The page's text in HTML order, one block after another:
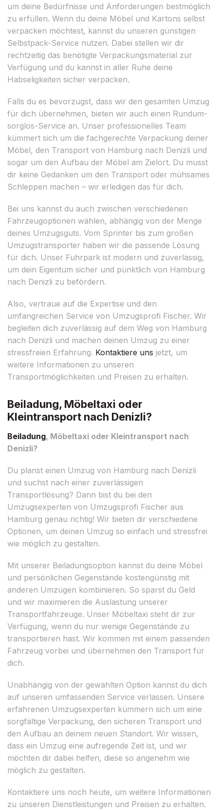
um deine Bedürfnisse und Anforderungen bestmöglich
zu erfüllen. Wenn du deine Möbel und Kartons selbst
verpacken möchtest, kannst du unseren günstigen
Selbstpack-Service nutzen. Dabei stellen wir dir
rechtzeitig das benötigte Verpackungsmaterial zur
Verfügung und du kannst in aller Ruhe deine
Habseligkeiten sicher verpacken.
Falls du es bevorzugst, dass wir den gesamten Umzug
für dich übernehmen, bieten wir auch einen Rundum-
sorglos-Service an. Unser professionelles Team
kümmert sich um die fachgerechte Verpackung deiner
Möbel, den Transport von Hamburg nach Denizli und
sogar um den Aufbau der Möbel am Zielort. Du musst
dir keine Gedanken um den Transport oder mühsames
Schleppen machen – wir erledigen das für dich.
Bei uns kannst du auch zwischen verschiedenen
Fahrzeugoptionen wählen, abhängig von der Menge
deines Umzugsguts. Vom Sprinter bis zum großen
Umzugstransporter haben wir die passende Lösung
für dich. Unser Fuhrpark ist modern und zuverlässig,
um dein Eigentum sicher und pünktlich von Hamburg
nach Denizli zu befördern.
Also, vertraue auf die Expertise und den
umfangreichen Service von Umzugsprofi Fischer. Wir
begleiten dich zuverlässig auf dem Weg von Hamburg
nach Denizli und machen deinen Umzug zu einer
stressfreien Erfahrung. Kontaktiere uns jetzt, um
weitere Informationen zu unseren
Transportmöglichkeiten und Preisen zu erhalten.
Beiladung, Möbeltaxi oder
Kleintransport nach Denizli?
Beiladung, Möbeltaxi oder Kleintransport nach
Denizli?
Du planst einen Umzug von Hamburg nach Denizli
und suchst nach einer zuverlässigen
Transportlösung? Dann bist du bei den
Umzugsexperten von Umzugsprofi Fischer aus
Hamburg genau richtig! Wir bieten dir verschiedene
Optionen, um deinen Umzug so einfach und stressfrei
wie möglich zu gestalten.
Mit unserer Beiladungsoption kannst du deine Möbel
und persönlichen Gegenstände kostengünstig mit
anderen Umzügen kombinieren. So sparst du Geld
und wir maximieren die Auslastung unserer
Transportfahrzeuge. Unser Möbeltaxi steht dir zur
Verfügung, wenn du nur wenige Gegenstände zu
transportieren hast. Wir kommen mit einem passenden
Fahrzeug vorbei und übernehmen den Transport für
dich.
Unabhängig von der gewählten Option kannst du dich
auf unseren umfassenden Service verlassen. Unsere
erfahrenen Umzugsexperten kümmern sich um eine
sorgfältige Verpackung, den sicheren Transport und
den Aufbau an deinem neuen Standort. Wir wissen,
dass ein Umzug eine aufregende Zeit ist, und wir
möchten dir dabei helfen, diese so angenehm wie
möglich zu gestalten.
Kontaktiere uns noch heute, um weitere Informationen
zu unseren Dienstleistungen und Preisen zu erhalten.